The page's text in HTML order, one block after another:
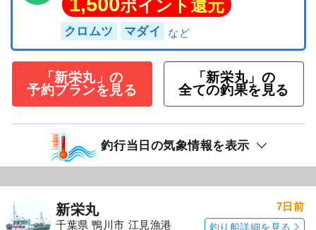
ポイント還元
クロムツ マダイ
「新栄丸」の
予約プランを見る
「新栄丸」の
全ての釣果を見る
釣行当日の気象情報を表示
新栄丸
千葉県 鴨川市 江見漁港
7日前
釣り船詳細を見る